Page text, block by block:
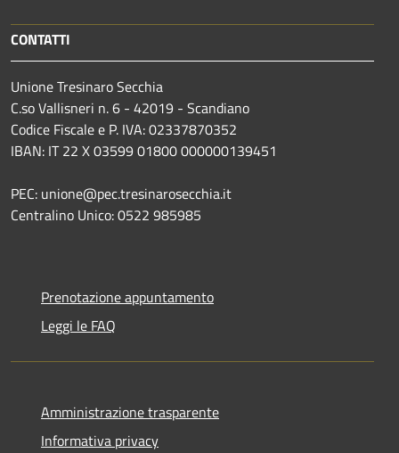
CONTATTI
Unione Tresinaro Secchia
C.so Vallisneri n. 6 - 42019 - Scandiano
Codice Fiscale e P. IVA: 02337870352
IBAN: IT 22 X 03599 01800 000000139451
PEC: unione@pec.tresinarosecchia.it
Centralino Unico: 0522 985985
Prenotazione appuntamento
Leggi le FAQ
Amministrazione trasparente
Informativa privacy